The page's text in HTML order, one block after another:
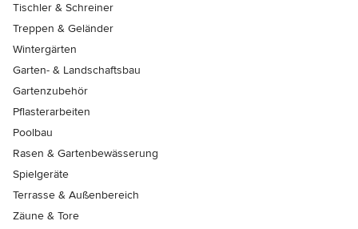
Tischler & Schreiner
Treppen & Geländer
Wintergärten
Garten- & Landschaftsbau
Gartenzubehör
Pflasterarbeiten
Poolbau
Rasen & Gartenbewässerung
Spielgeräte
Terrasse & Außenbereich
Zäune & Tore